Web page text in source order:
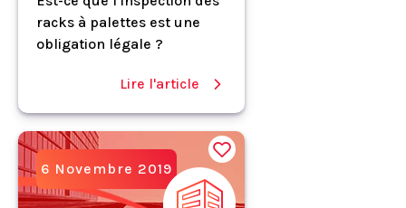
racks à palettes est une
obligation légale ?
Lire l'article
6 Novembre 2019